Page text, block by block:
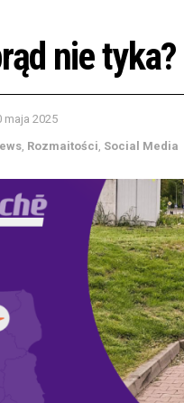
nie tyka?
maja 2025
Rozmaitości Social Media